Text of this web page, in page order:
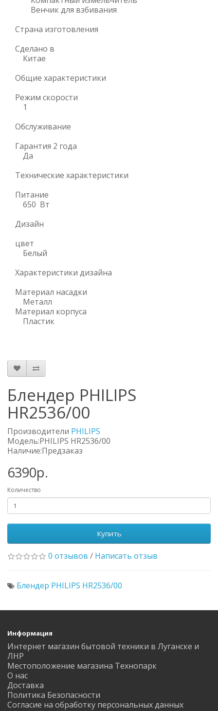
Венчик для взбивания
Страна изготовления
Сделано в
Китае
Общие характеристики
Режим скорости
1
Обслуживание
Гарантия 2 года
Да
Технические характеристики
Питание
650 Вт
Дизайн
цвет
Белый
Характеристики дизайна
Материал насадки
Металл
Материал корпуса
Пластик
Блендер PHILIPS
HR2536/00
Производители PHILIPS
Модель:PHILIPS HR2536/00
Наличие:Предзаказ
6390р.
Количество
Купить
0 отзывов / Написать отзыв
Блендер PHILIPS HR2536/00
Информация
Интернет магазин бытовой техники в Луганске и
ЛНР
Местоположение магазина Технопарк
О нас
Доставка
Политика Безопасности
Согласие на обработку персональных данных